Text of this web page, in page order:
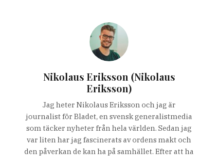
Nikolaus Eriksson (Nikolaus
Eriksson)
Jag heter Nikolaus Eriksson och jag är
journalist för Bladet, en svensk generalistmedia
som täcker nyheter från hela världen. Sedan jag
var liten har jag fascinerats av ordens makt och
den påverkan de kan ha på samhället. Efter att ha